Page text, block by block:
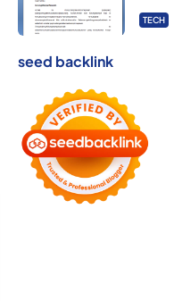
TECH
seed backlink